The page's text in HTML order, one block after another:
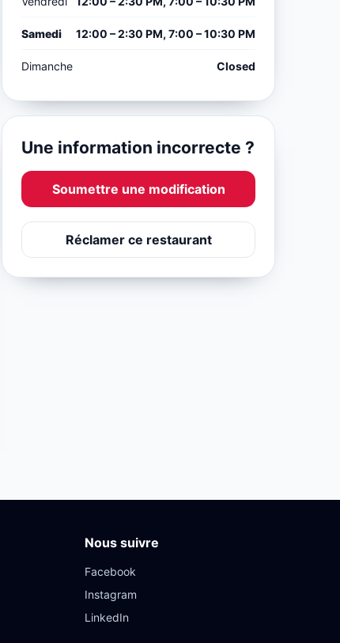
Samedi 12:00 – 2:30 PM, 7:00 – 10:30 PM
Dimanche Closed
Une information incorrecte ?
Soumettre une modification
Réclamer ce restaurant
Nous suivre
Facebook
Instagram
LinkedIn